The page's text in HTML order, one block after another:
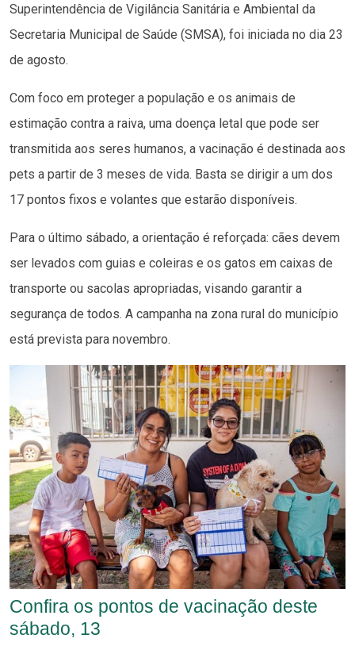
Superintendência de Vigilância Sanitária e Ambiental da
Secretaria Municipal de Saúde (SMSA), foi iniciada no dia 23
de agosto.
Com foco em proteger a população e os animais de
estimação contra a raiva, uma doença letal que pode ser
transmitida aos seres humanos, a vacinação é destinada aos
pets a partir de 3 meses de vida. Basta se dirigir a um dos
17 pontos fixos e volantes que estarão disponíveis.
Para o último sábado, a orientação é reforçada: cães devem
ser levados com guias e coleiras e os gatos em caixas de
transporte ou sacolas apropriadas, visando garantir a
segurança de todos. A campanha na zona rural do município
está prevista para novembro.
Confira os pontos de vacinação deste
sábado, 13